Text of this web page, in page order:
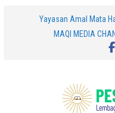
Yayasan Amal Mata
MAQI MEDIA